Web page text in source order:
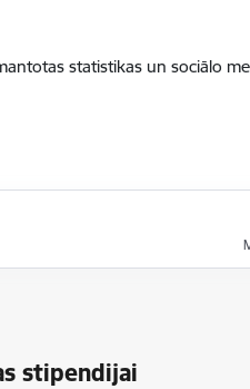
statistikas un sociālo
stipendijai